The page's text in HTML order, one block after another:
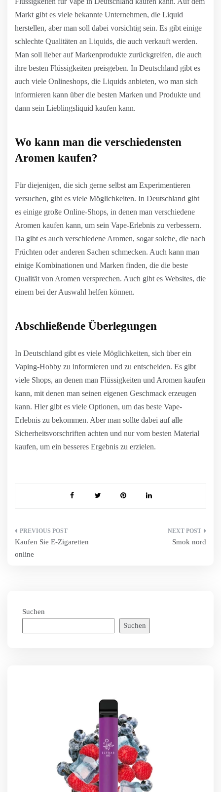
Markt gibt es viele bekannte Unternehmen, die Liquid
herstellen, aber man soll dabei vorsichtig sein. Es gibt einige
schlechte Qualitäten an Liquids, die auch verkauft werden.
Man soll lieber auf Markenprodukte zurückgreifen, die auch
ihre besten Flüssigkeiten preisgeben. In Deutschland gibt es
auch viele Onlineshops, die Liquids anbieten, wo man sich
informieren kann über die besten Marken und Produkte und
dann sein Lieblingsliquid kaufen kann.
Wo kann man die verschiedensten
Aromen kaufen?
Für diejenigen, die sich gerne selbst am Experimentieren
versuchen, gibt es viele Möglichkeiten. In Deutschland gibt
es einige große Online-Shops, in denen man verschiedene
Aromen kaufen kann, um sein Vape-Erlebnis zu verbessern.
Da gibt es auch verschiedene Aromen, sogar solche, die nach
Früchten oder anderen Sachen schmecken. Auch kann man
einige Kombinationen und Marken finden, die die beste
Qualität von Aromen versprechen. Auch gibt es Websites, die
einem bei der Auswahl helfen können.
Abschließende Überlegungen
In Deutschland gibt es viele Möglichkeiten, sich über ein
Vaping-Hobby zu informieren und zu entscheiden. Es gibt
viele Shops, an denen man Flüssigkeiten und Aromen kaufen
kann, mit denen man seinen eigenen Geschmack erzeugen
kann. Hier gibt es viele Optionen, um das beste Vape-
Erlebnis zu bekommen. Aber man sollte dabei auf alle
Sicherheitsvorschriften achten und nur vom besten Material
kaufen, um ein besseres Ergebnis zu erzielen.
Beitragsnavigation
Kaufen Sie E-Zigaretten
online
Smok nord
Suchen
Suchen